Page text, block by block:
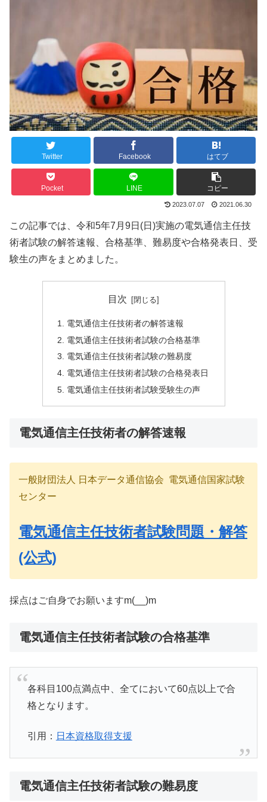
Twitter Facebook はてブ
Pocket LINE コピー
2023.07.07 2021.06.30
この記事では、令和5年7月9日(日)実施の電気通信主任技
術者試験の解答速報、合格基準、難易度や合格発表日、受
験生の声をまとめました。
目次
電気通信主任技術者の解答速報
電気通信主任技術者試験の合格基準
電気通信主任技術者試験の難易度
電気通信主任技術者試験の合格発表日
電気通信主任技術者試験受験生の声
電気通信主任技術者の解答速報
一般財団法人 日本データ通信協会 電気通信国家試験
センター
電気通信主任技術者試験問題・解答
(公式)
採点はご自身でお願いますm(__)m
電気通信主任技術者試験の合格基準
各科目100点満点中、全てにおいて60点以上で合
格となります。
引用： 日本資格取得支援
電気通信主任技術者試験の難易度